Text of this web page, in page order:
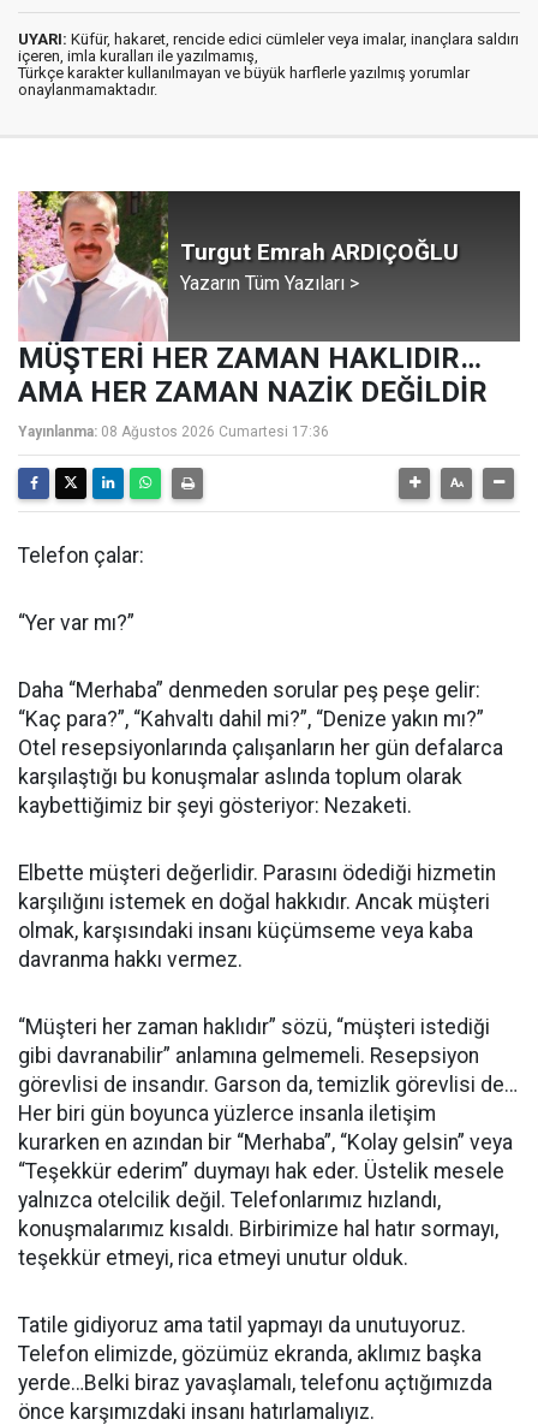
UYARI: Küfür, hakaret, rencide edici cümleler veya imalar, inançlara saldırı
içeren, imla kuralları ile yazılmamış,
Türkçe karakter kullanılmayan ve büyük harflerle yazılmış yorumlar
onaylanmamaktadır.
Turgut Emrah ARDIÇOĞLU
Yazarın Tüm Yazıları >
MÜŞTERİ HER ZAMAN HAKLIDIR…
AMA HER ZAMAN NAZİK DEĞİLDİR
Yayınlanma: 08 Ağustos 2026 Cumartesi 17:36
Telefon çalar:
“Yer var mı?”
Daha “Merhaba” denmeden sorular peş peşe gelir:
“Kaç para?”, “Kahvaltı dahil mi?”, “Denize yakın mı?”
Otel resepsiyonlarında çalışanların her gün defalarca
karşılaştığı bu konuşmalar aslında toplum olarak
kaybettiğimiz bir şeyi gösteriyor: Nezaketi.
Elbette müşteri değerlidir. Parasını ödediği hizmetin
karşılığını istemek en doğal hakkıdır. Ancak müşteri
olmak, karşısındaki insanı küçümseme veya kaba
davranma hakkı vermez.
“Müşteri her zaman haklıdır” sözü, “müşteri istediği
gibi davranabilir” anlamına gelmemeli. Resepsiyon
görevlisi de insandır. Garson da, temizlik görevlisi de…
Her biri gün boyunca yüzlerce insanla iletişim
kurarken en azından bir “Merhaba”, “Kolay gelsin” veya
“Teşekkür ederim” duymayı hak eder. Üstelik mesele
yalnızca otelcilik değil. Telefonlarımız hızlandı,
konuşmalarımız kısaldı. Birbirimize hal hatır sormayı,
teşekkür etmeyi, rica etmeyi unutur olduk.
Tatile gidiyoruz ama tatil yapmayı da unutuyoruz.
Telefon elimizde, gözümüz ekranda, aklımız başka
yerde…Belki biraz yavaşlamalı, telefonu açtığımızda
önce karşımızdaki insanı hatırlamalıyız.